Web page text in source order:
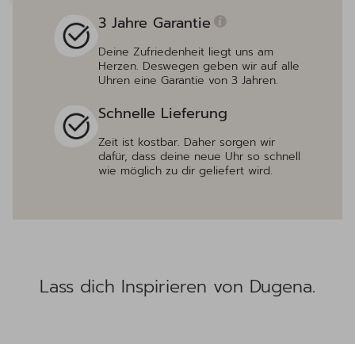
3 Jahre Garantie
Deine Zufriedenheit liegt uns am
Herzen. Deswegen geben wir auf alle
Uhren eine Garantie von 3 Jahren.
Schnelle Lieferung
Zeit ist kostbar. Daher sorgen wir
dafür, dass deine neue Uhr so schnell
wie möglich zu dir geliefert wird.
Lass dich Inspirieren von Dugena.